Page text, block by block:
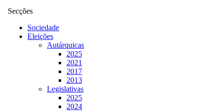
Secções
Sociedade
Eleições
Autárquicas
2025
2021
2017
2013
Legislativas
2025
2024